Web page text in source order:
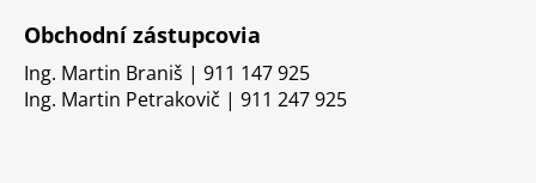
Obchodní zástupcovia
Ing. Martin Braniš | 911 147 925
Ing. Martin Petrakovič | 911 247 925